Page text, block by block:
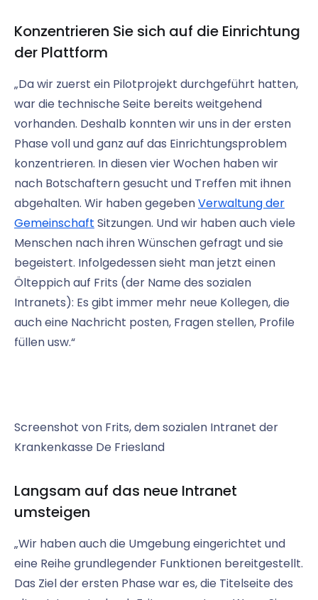
Konzentrieren Sie sich auf die Einrichtung
der Plattform
„Da wir zuerst ein Pilotprojekt durchgeführt hatten,
war die technische Seite bereits weitgehend
vorhanden. Deshalb konnten wir uns in der ersten
Phase voll und ganz auf das Einrichtungsproblem
konzentrieren. In diesen vier Wochen haben wir
nach Botschaftern gesucht und Treffen mit ihnen
abgehalten. Wir haben gegebenVerwaltung der
Gemeinschaft Sitzungen. Und wir haben auch viele
Menschen nach ihren Wünschen gefragt und sie
begeistert. Infolgedessen sieht man jetzt einen
Ölteppich auf Frits (der Name des sozialen
Intranets): Es gibt immer mehr neue Kollegen, die
auch eine Nachricht posten, Fragen stellen, Profile
füllen usw.“
Screenshot von Frits, dem sozialen Intranet der
Krankenkasse De Friesland
Langsam auf das neue Intranet
umsteigen
„Wir haben auch die Umgebung eingerichtet und
eine Reihe grundlegender Funktionen bereitgestellt.
Das Ziel der ersten Phase war es, die Titelseite des